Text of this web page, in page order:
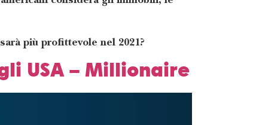
più profittevole nel 2021?
USA – Millionaire